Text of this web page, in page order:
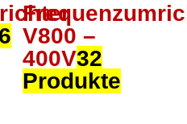
6 V800 –
400V32
Produkte